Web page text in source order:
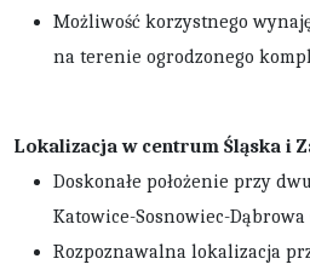
Możliwość korzystnego
na terenie ogrodzonego
Lokalizacja w centrum Śląska i
Doskonałe położenie przy
Katowice-Sosnowiec-Dąbrowa
Rozpoznawalna lokalizacja